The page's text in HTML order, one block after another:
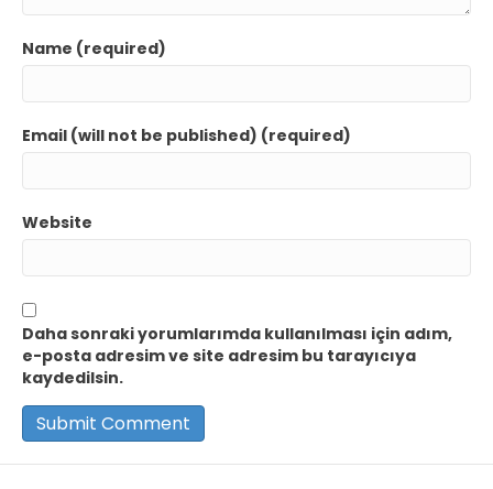
Name (required)
Email (will not be published) (required)
Website
Daha sonraki yorumlarımda kullanılması için adım,
e-posta adresim ve site adresim bu tarayıcıya
kaydedilsin.